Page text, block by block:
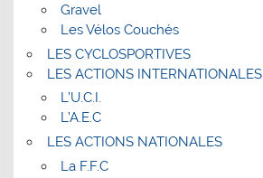
Gravel
Les Vélos Couchés
LES CYCLOSPORTIVES
LES ACTIONS INTERNATIONALES
L’U.C.I.
L’A.E.C
LES ACTIONS NATIONALES
La F.F.C